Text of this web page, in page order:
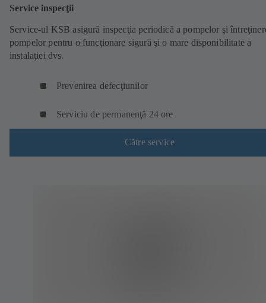
Service inspecţii
Service-ul KSB asigură inspecţia periodică a pompelor şi
pompelor pentru o funcţionare sigură şi o mare disponibilitate a
instalaţiei dvs.
Prevenirea defecţiunilor
Serviciu de permanenţă 24 ore
Către service